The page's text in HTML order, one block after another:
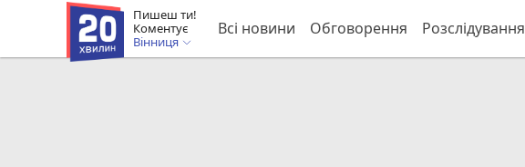
Пишеш ти!
Коментує
Вінниця
Всі новини Обговорення Розслідування